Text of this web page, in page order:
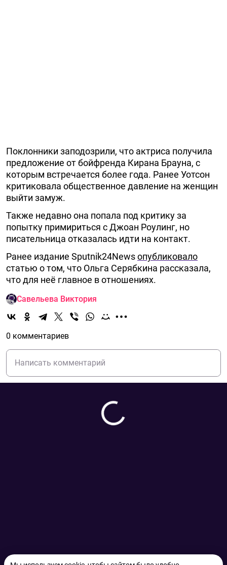
Поклонники заподозрили, что актриса получила
предложение от бойфренда Киранa Брауна, с
которым встречается более года. Ранее Уотсон
критиковала общественное давление на женщин
выйти замуж.
Также недавно она попала под критику за
попытку примириться с Джоан Роулинг, но
писательница отказалась идти на контакт.
Ранее издание Sputnik24Newsопубликовало
статью о том, что Ольга Серябкина рассказала,
что для неё главное в отношениях.
Савельева Виктория
0 комментариев